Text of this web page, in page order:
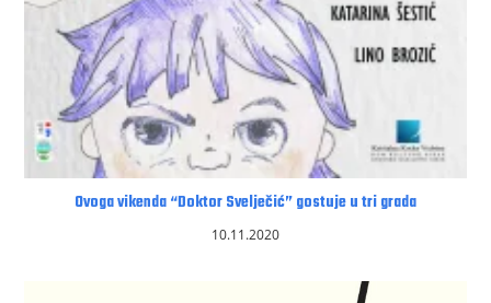
Ovoga vikenda “Doktor Svelječić” gostuje u tri grada
10.11.2020